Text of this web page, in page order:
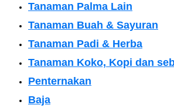
Tanaman Palma Lain
Tanaman Buah & Sayuran
Tanaman Padi & Herba
Tanaman Koko, Kopi dan
Penternakan
Baja